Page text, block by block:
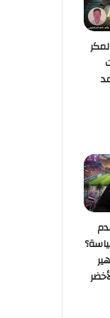
منذ أسبوعين
أسبوعين